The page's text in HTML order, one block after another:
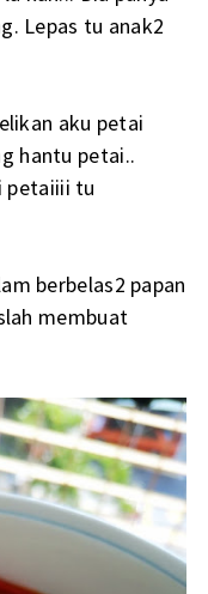
Lepas tu anak2
aku petai
hantu petai..
petaiiii tu
berbelas2 papan
membuat